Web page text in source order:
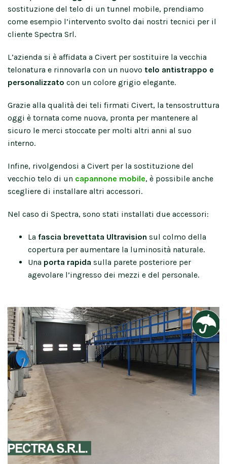
sostituzione del telo di un tunnel mobile, prendiamo
come esempio l’intervento svolto dai nostri tecnici per il
cliente Spectra Srl.
L’azienda si è affidata a Civert per sostituire la vecchia
telonatura e rinnovarla con un nuovo telo antistrappo e
personalizzato con un colore grigio elegante.
Grazie alla qualità dei teli firmati Civert, la tensostruttura
oggi è tornata come nuova, pronta per mantenere al
sicuro le merci stoccate per molti altri anni al suo
interno.
Infine, rivolgendosi a Civert per la sostituzione del
vecchio telo di un capannone mobile, è possibile anche
scegliere di installare altri accessori.
Nel caso di Spectra, sono stati installati due accessori:
La fascia brevettata Ultravision sul colmo della
copertura per aumentare la luminosità naturale.
Una porta rapida sulla parete posteriore per
agevolare l’ingresso dei mezzi e del personale.